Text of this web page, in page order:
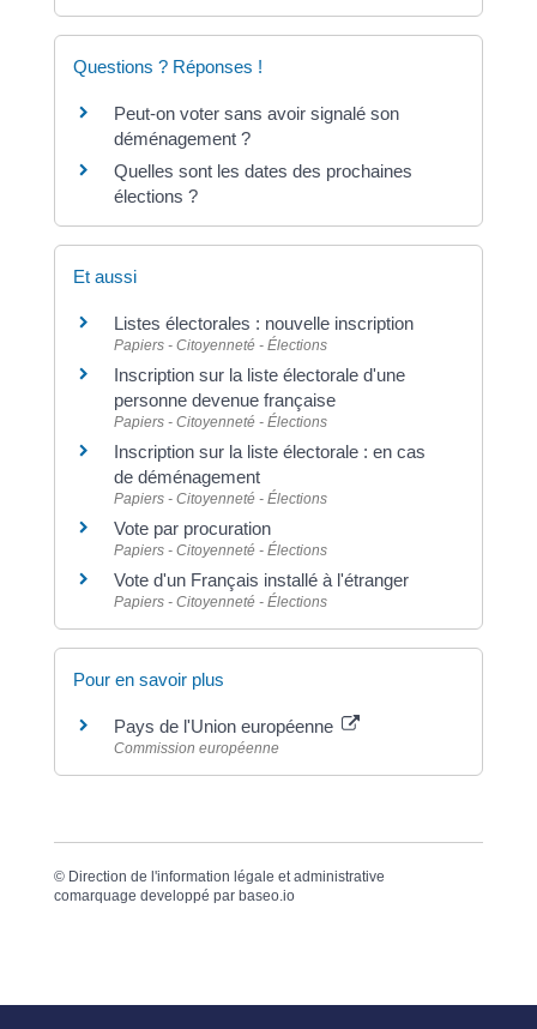
Questions ? Réponses !
Peut-on voter sans avoir signalé son
déménagement ?
Quelles sont les dates des prochaines
élections ?
Et aussi
Listes électorales : nouvelle inscription
Papiers - Citoyenneté - Élections
Inscription sur la liste électorale d'une
personne devenue française
Papiers - Citoyenneté - Élections
Inscription sur la liste électorale : en cas
de déménagement
Papiers - Citoyenneté - Élections
Vote par procuration
Papiers - Citoyenneté - Élections
Vote d'un Français installé à l'étranger
Papiers - Citoyenneté - Élections
Pour en savoir plus
Pays de l'Union européenne
Commission européenne
© Direction de l'information légale et administrative
comarquage developpé par baseo.io